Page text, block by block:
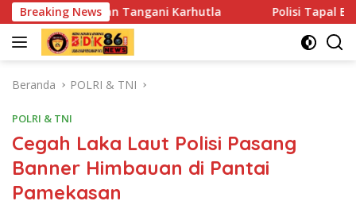
Langsung
ke
konten
Breaking News
Tangani Karhutla Polisi Tapal Batas dan Pedalaman
Beranda POLRI & TNI
POLRI & TNI
Cegah Laka Laut Polisi Pasang
Banner Himbauan di Pantai
Pamekasan